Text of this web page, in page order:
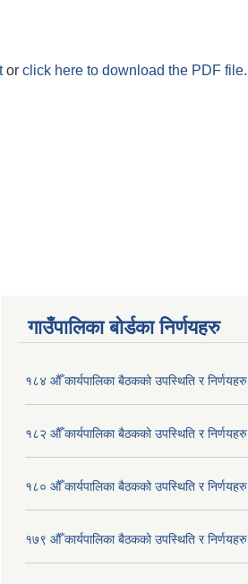
or click here to download the PDF file.
गाउँपालिका बोर्डका निर्णयहरु
१८४ औँ कार्यपालिका बैठकको उपस्थिति र निर्णयहरु
१८२ औँ कार्यपालिका बैठकको उपस्थिति र निर्णयहरु
१८० औँ कार्यपालिका बैठकको उपस्थिति र निर्णयहरु
१७९ औँ कार्यपालिका बैठकको उपस्थिति र निर्णयहरु